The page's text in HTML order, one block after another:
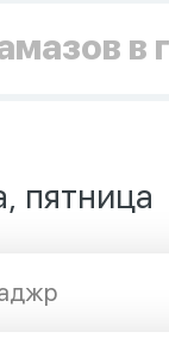
в
пятница